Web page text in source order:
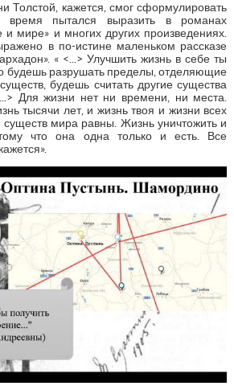
Толстой, кажется, смог сформулировать
пытался выразить в романах
и мире» и многих других произведениях.
в по-истине маленьком рассказе
« <...> Улучшить жизнь в себе ты
будешь разрушать пределы, отделяющие
будешь считать другие существа
Для жизни нет ни времени, ни места.
тысячи лет, и жизнь твоя и жизни всех
мира равны. Жизнь уничтожить и
что она одна только и есть. Все